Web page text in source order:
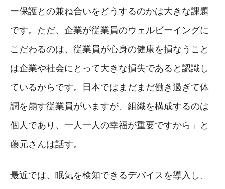
ー保護との兼ね合いをどうするのかは大きな課題
です。ただ、企業が従業員のウェルビーイングに
こだわるのは、従業員が心身の健康を損なうこと
は企業や社会にとって大きな損失であると認識し
ているからです。日本ではまだまだ働き過ぎて体
調を崩す従業員がいますが、組織を構成するのは
個人であり、一人一人の幸福が重要ですから」と
藤元さんは話す。
最近では、眠気を検知できるデバイスを導入し、